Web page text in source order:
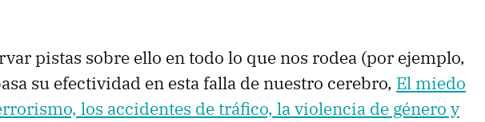
pistas sobre ello en todo lo que nos rodea (por ejemplo,
su efectividad en esta falla de nuestro cerebro, El miedo
los accidentes de tráfico, la violencia de género y